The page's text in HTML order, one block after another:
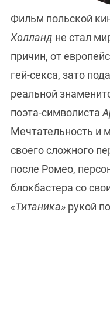
Фильм польской
Холланд не стал
причин, от
гей-секса, зато
реальной
поэта-символиста
Мечтательность и
своего сложного
после Ромео,
блокбастера со
«Титаника» рукой